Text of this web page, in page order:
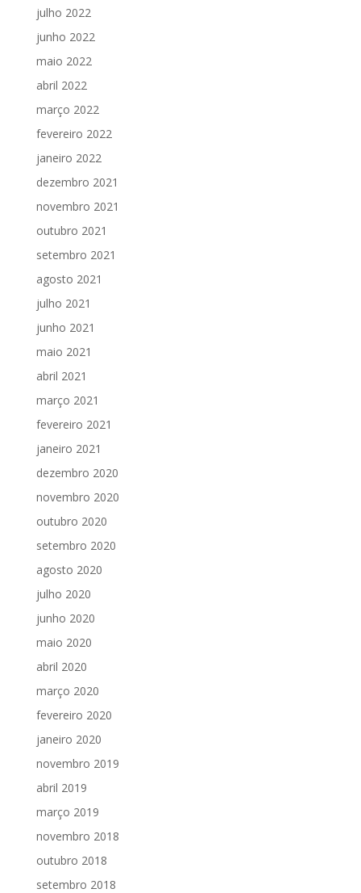
julho 2022
junho 2022
maio 2022
abril 2022
março 2022
fevereiro 2022
janeiro 2022
dezembro 2021
novembro 2021
outubro 2021
setembro 2021
agosto 2021
julho 2021
junho 2021
maio 2021
abril 2021
março 2021
fevereiro 2021
janeiro 2021
dezembro 2020
novembro 2020
outubro 2020
setembro 2020
agosto 2020
julho 2020
junho 2020
maio 2020
abril 2020
março 2020
fevereiro 2020
janeiro 2020
novembro 2019
abril 2019
março 2019
novembro 2018
outubro 2018
setembro 2018